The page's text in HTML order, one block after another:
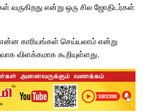
வருகிறது என்று ஒரு சில ஜோதிடர்கள்
காரியங்கள் செய்யலாம் என்று
விளக்கமாக கூறியுள்ளது.